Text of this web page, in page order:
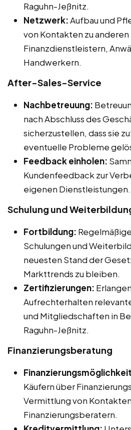
Raguhn-Jeßnitz.
Netzwerk:Aufbau und
von Kontakten zu
Finanzdienstleistern,
Handwerkern.
After-Sales-Service
Nachbetreuung:
nach Abschluss des
sicherzustellen, dass sie
eventuelle Probleme
Feedback einholen:
Kundenfeedback zur
eigenen Dienstleistungen.
Schulung und
Fortbildung:
Schulungen und
neuesten Stand der
Markttrends zu bleiben.
Zertifizierungen:
Aufrechterhalten
und Mitgliedschaften in
Raguhn-Jeßnitz.
Finanzierungsberatung
Käufern über
Vermittlung von
Finanzierungsberatern.